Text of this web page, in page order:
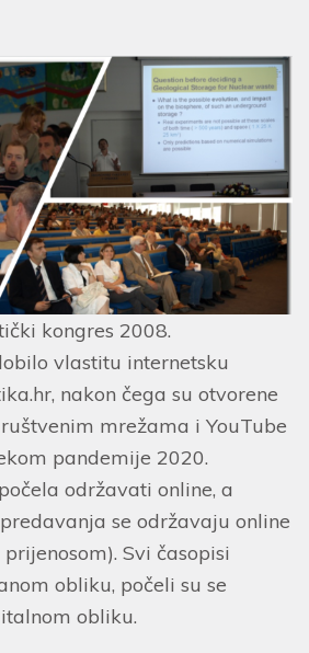
kongres 2008.
vlastitu internetsku
nakon čega su otvorene
mrežama i YouTube
pandemije 2020.
održavati online, a
se održavaju online
Svi časopisi
obliku, počeli su se
obliku.